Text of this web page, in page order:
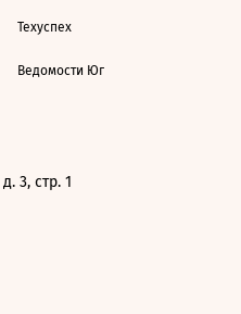
Техуспех
Ведомости Юг
3, стр. 1